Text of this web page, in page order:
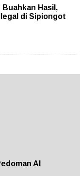
Hasil,
di Sipiongot
AI